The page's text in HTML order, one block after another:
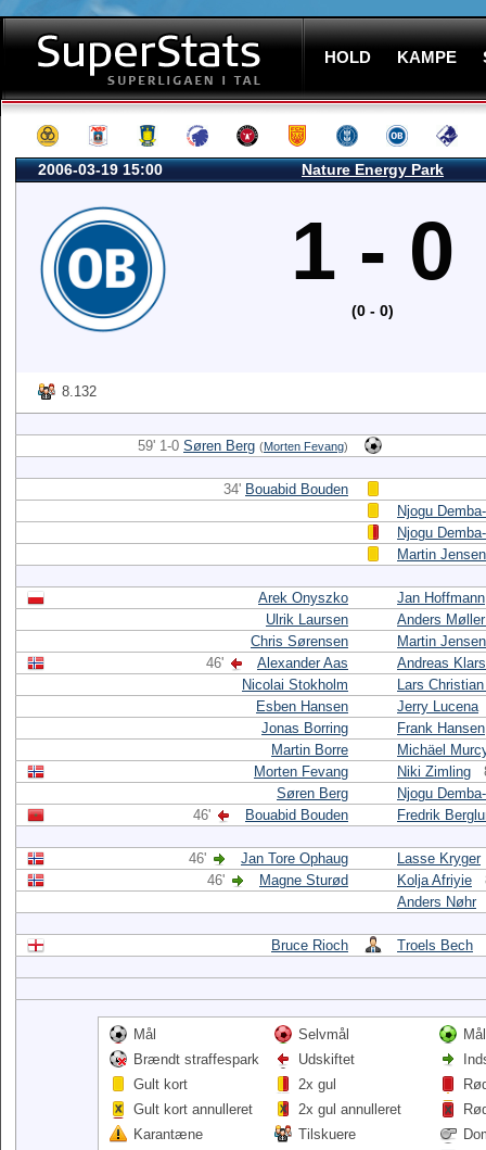
HOLD KAMPE
2006-03-19 15:00 Nature Energy Park
1 - 0
(0 - 0)
8.132
59' 1-0 Søren Berg (Morten Fevang)
34' Bouabid Bouden
Njogu
Njogu
Martin Jensen
Arek Onyszko
Jan Hoffmann
Ulrik Laursen
Anders
Chris Sørensen
Martin Jensen
46'
Alexander Aas
Andreas
Nicolai Stokholm
Lars
Esben Hansen
Jerry Lucena
Jonas Borring
Frank Hansen
Martin Borre
Michäel
Morten Fevang
Niki Zimling
Søren Berg
Njogu
46'
Bouabid Bouden Fredrik
46' Jan Tore Ophaug
Lasse Kryger
46'
Magne Sturød Kolja Afriyie
Anders Nøhr
Bruce Rioch Troels Bech
Mål Selvmål
Brændt straffespark
Udskiftet
Gult kort
2x gul
Gult kort annulleret
2x gul annulleret
Karantæne
Tilskuere